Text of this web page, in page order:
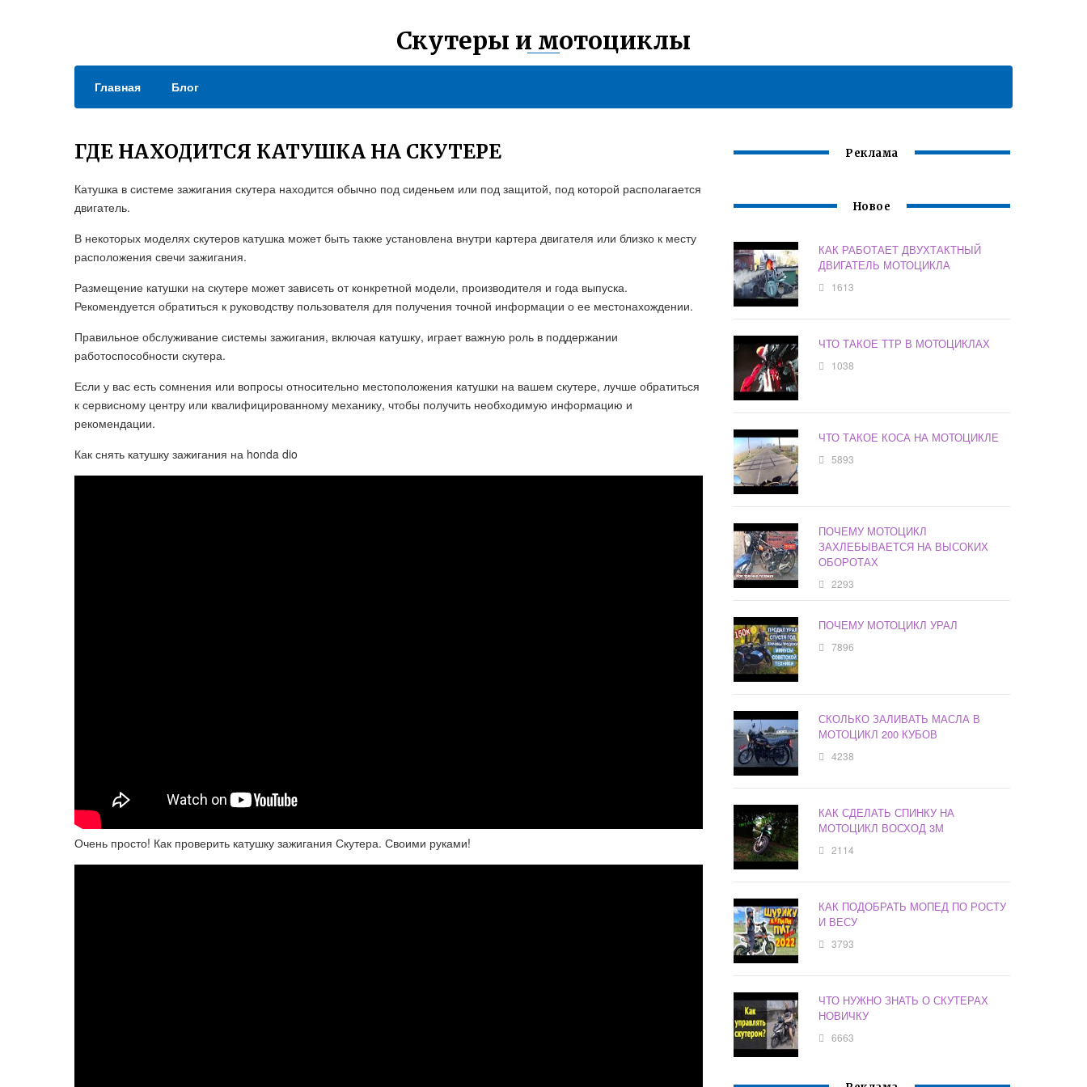
Скутеры и мотоциклы
Главная Блог
ГДЕ НАХОДИТСЯ КАТУШКА НА СКУТЕРЕ
Катушка в системе зажигания скутера находится обычно под сиденьем или под защитой, под которой располагается
двигатель.
В некоторых моделях скутеров катушка может быть также установлена внутри картера двигателя или близко к месту
расположения свечи зажигания.
Размещение катушки на скутере может зависеть от конкретной модели, производителя и года выпуска.
Рекомендуется обратиться к руководству пользователя для получения точной информации о ее местонахождении.
Правильное обслуживание системы зажигания, включая катушку, играет важную роль в поддержании
работоспособности скутера.
Если у вас есть сомнения или вопросы относительно местоположения катушки на вашем скутере, лучше обратиться
к сервисному центру или квалифицированному механику, чтобы получить необходимую информацию и
рекомендации.
Как снять катушку зажигания на honda dio
Очень просто! Как проверить катушку зажигания Скутера. Своими руками!
Реклама
Новое
КАК РАБОТАЕТ ДВУХТАКТНЫЙ
ДВИГАТЕЛЬ МОТОЦИКЛА
1613
ЧТО ТАКОЕ ТТР В МОТОЦИКЛАХ
1038
ЧТО ТАКОЕ КОСА НА МОТОЦИКЛЕ
5893
ПОЧЕМУ МОТОЦИКЛ
ЗАХЛЕБЫВАЕТСЯ НА ВЫСОКИХ
ОБОРОТАХ
2293
ПОЧЕМУ МОТОЦИКЛ УРАЛ
7896
СКОЛЬКО ЗАЛИВАТЬ МАСЛА В
МОТОЦИКЛ 200 КУБОВ
4238
КАК СДЕЛАТЬ СПИНКУ НА
МОТОЦИКЛ ВОСХОД 3М
2114
КАК ПОДОБРАТЬ МОПЕД ПО РОСТУ
И ВЕСУ
3793
ЧТО НУЖНО ЗНАТЬ О СКУТЕРАХ
НОВИЧКУ
6663